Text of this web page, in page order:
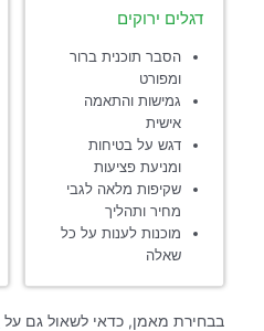
דגלים ירוקים
הסבר תוכנית ברור
ומפורט
גמישות והתאמה
אישית
דגש על בטיחות
ומניעת פציעות
שקיפות מלאה לגבי
מחיר ותהליך
מוכנות לענות על כל
שאלה
בבחירת מאמן, כדאי לשאול גם על